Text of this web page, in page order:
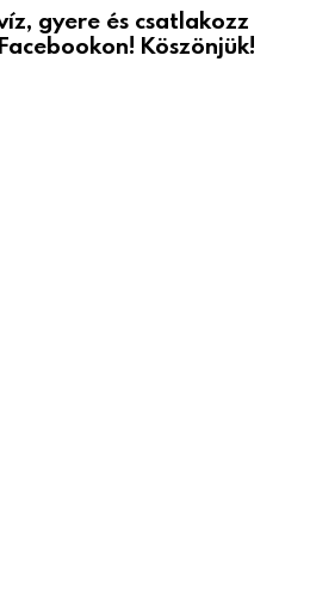
gyere és csatlakozz
Köszönjük!